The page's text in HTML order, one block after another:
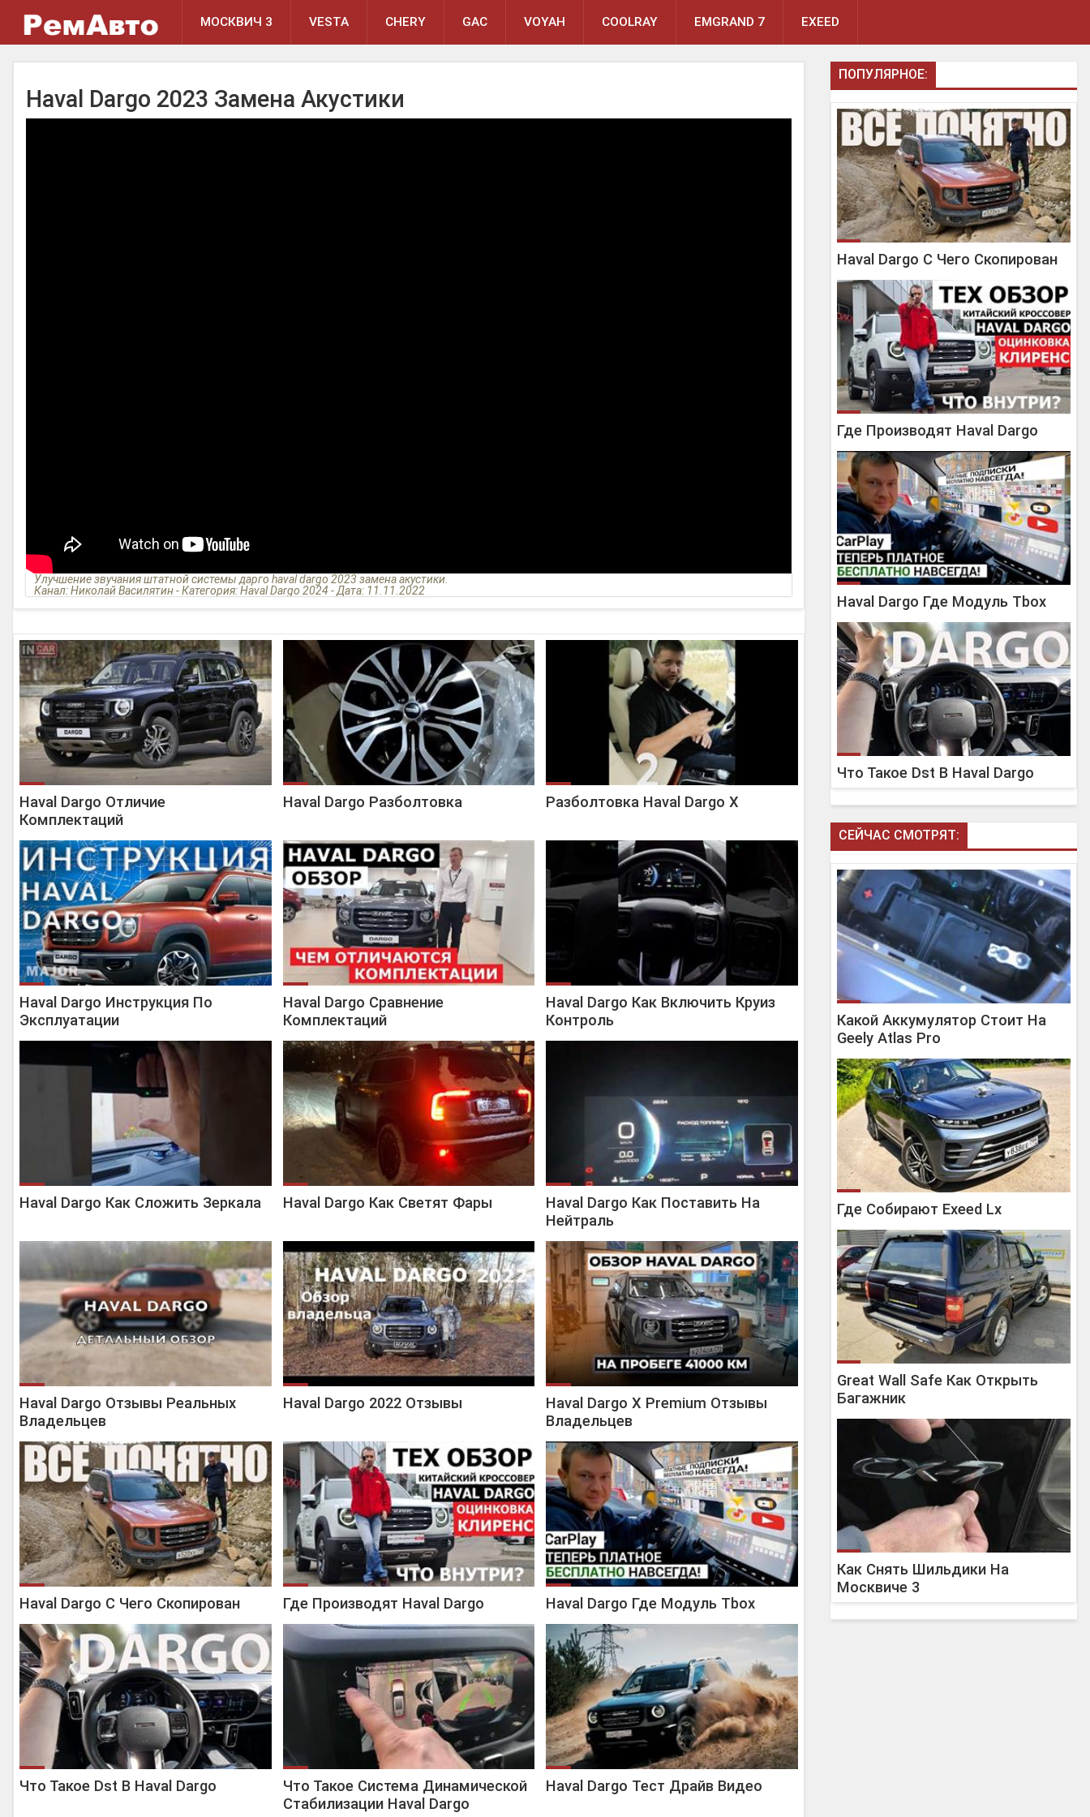
МОСКВИЧ 3 VESTA CHERY GAC VOYAH COOLRAY EMGRAND 7 EXEED
Haval Dargo 2023 Замена Акустики
Улучшение звучания штатной системы дарго haval dargo 2023 замена акустики.
Канал: Николай Василятин - Категория: Haval Dargo 2024 - Дата: 11.11.2022
Haval Dargo Отличие
Комплектаций
Haval Dargo Разболтовка Разболтовка Haval Dargo X
Haval Dargo Инструкция По
Эксплуатации
Haval Dargo Сравнение
Комплектаций
Haval Dargo Как Включить Круиз
Контроль
Haval Dargo Как Сложить Зеркала Haval Dargo Как Светят Фары
Haval Dargo Как Поставить На
Нейтраль
Haval Dargo Отзывы Реальных
Владельцев
Haval Dargo 2022 Отзывы
Haval Dargo X Premium Отзывы
Владельцев
Haval Dargo С Чего Скопирован Где Производят Haval Dargo Haval Dargo Где Модуль Tbox
Что Такое Dst В Haval Dargo
Что Такое Система Динамической
Стабилизации Haval Dargo
Haval Dargo Тест Драйв Видео
ПОПУЛЯРНОЕ:
Haval Dargo С Чего Скопирован
Где Производят Haval Dargo
Haval Dargo Где Модуль Tbox
Что Такое Dst В Haval Dargo
СЕЙЧАС СМОТРЯТ:
Какой Аккумулятор Стоит На
Geely Atlas Pro
Где Собирают Exeed Lx
Great Wall Safe Как Открыть
Багажник
Как Снять Шильдики На
Москвиче 3